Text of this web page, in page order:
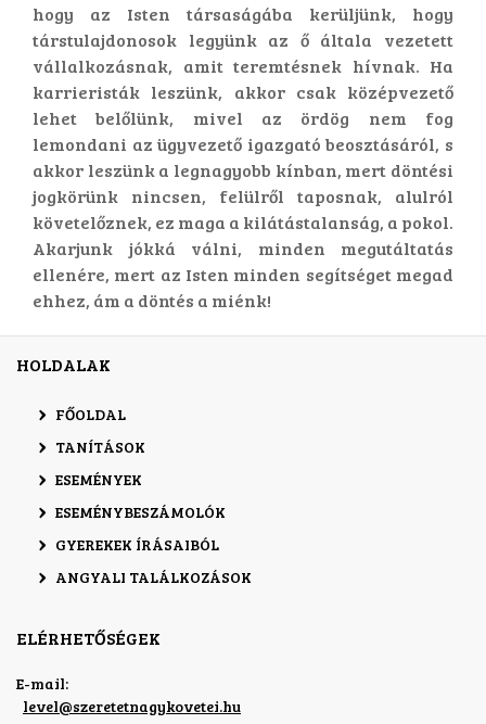
hogy az Isten társaságába kerüljünk, hogy
társtulajdonosok legyünk az ő általa vezetett
vállalkozásnak, amit teremtésnek hívnak. Ha
karrieristák leszünk, akkor csak középvezető
lehet belőlünk, mivel az ördög nem fog
lemondani az ügyvezető igazgató beosztásáról, s
akkor leszünk a legnagyobb kínban, mert döntési
jogkörünk nincsen, felülről taposnak, alulról
követelőznek, ez maga a kilátástalanság, a pokol.
Akarjunk jókká válni, minden megutáltatás
ellenére, mert az Isten minden segítséget megad
ehhez, ám a döntés a miénk!
HOLDALAK
FŐOLDAL
TANÍTÁSOK
ESEMÉNYEK
ESEMÉNYBESZÁMOLÓK
GYEREKEK ÍRÁSAIBÓL
ANGYALI TALÁLKOZÁSOK
ELÉRHETŐSÉGEK
E-mail:
level@szeretetnagykovetei.hu